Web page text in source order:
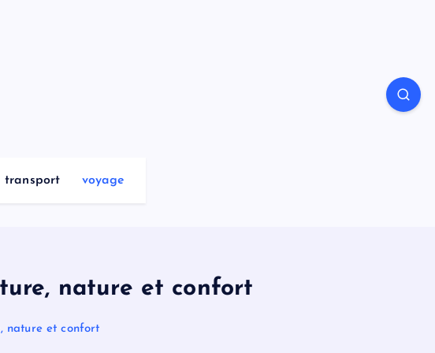
transport voyage
nature et confort
nature et confort